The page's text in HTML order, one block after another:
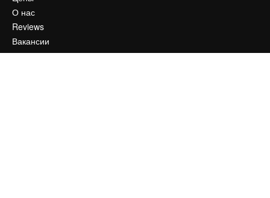
О нас
Reviews
Вакансии
Поиск тенденций